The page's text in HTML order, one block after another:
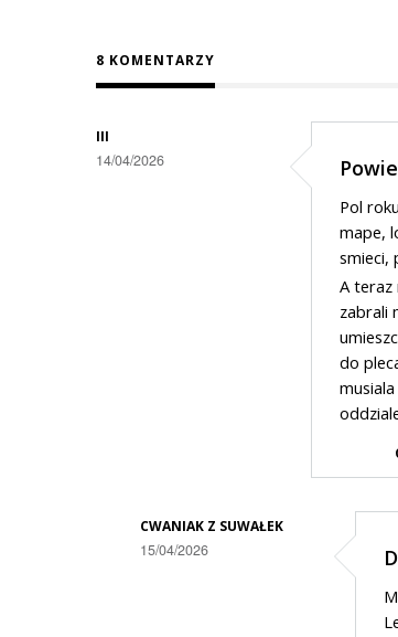
8 KOMENTARZY
III
14/04/2026
Pol
mape,
smieci,
A teraz
zabrali
do
CWANIAK Z SUWAŁEK
15/04/2026